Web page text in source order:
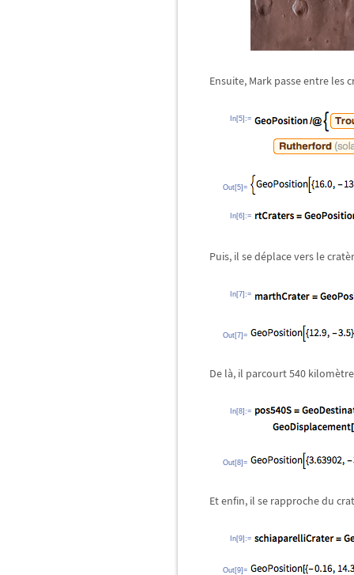
Ensuite, Mark passe entre les
In[5]:=
Out[5]=
In[6]:=
Puis, il se déplace vers le
In[7]:=
Out[7]=
De là, il parcourt 540
In[8]:=
Out[8]=
Et enfin, il se rapproche du
In[9]:=
Out[9]=